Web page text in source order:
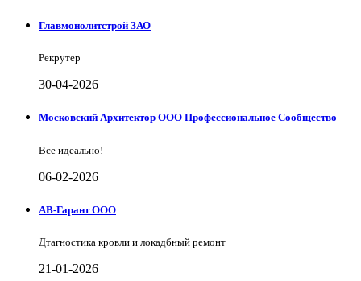
Главмонолитстрой ЗАО
Рекрутер
30-04-2026
Московский Архитектор ООО Профессиональное Сообщество
Все идеально!
06-02-2026
АВ-Гарант ООО
Дтагностика кровли и локадбный ремонт
21-01-2026